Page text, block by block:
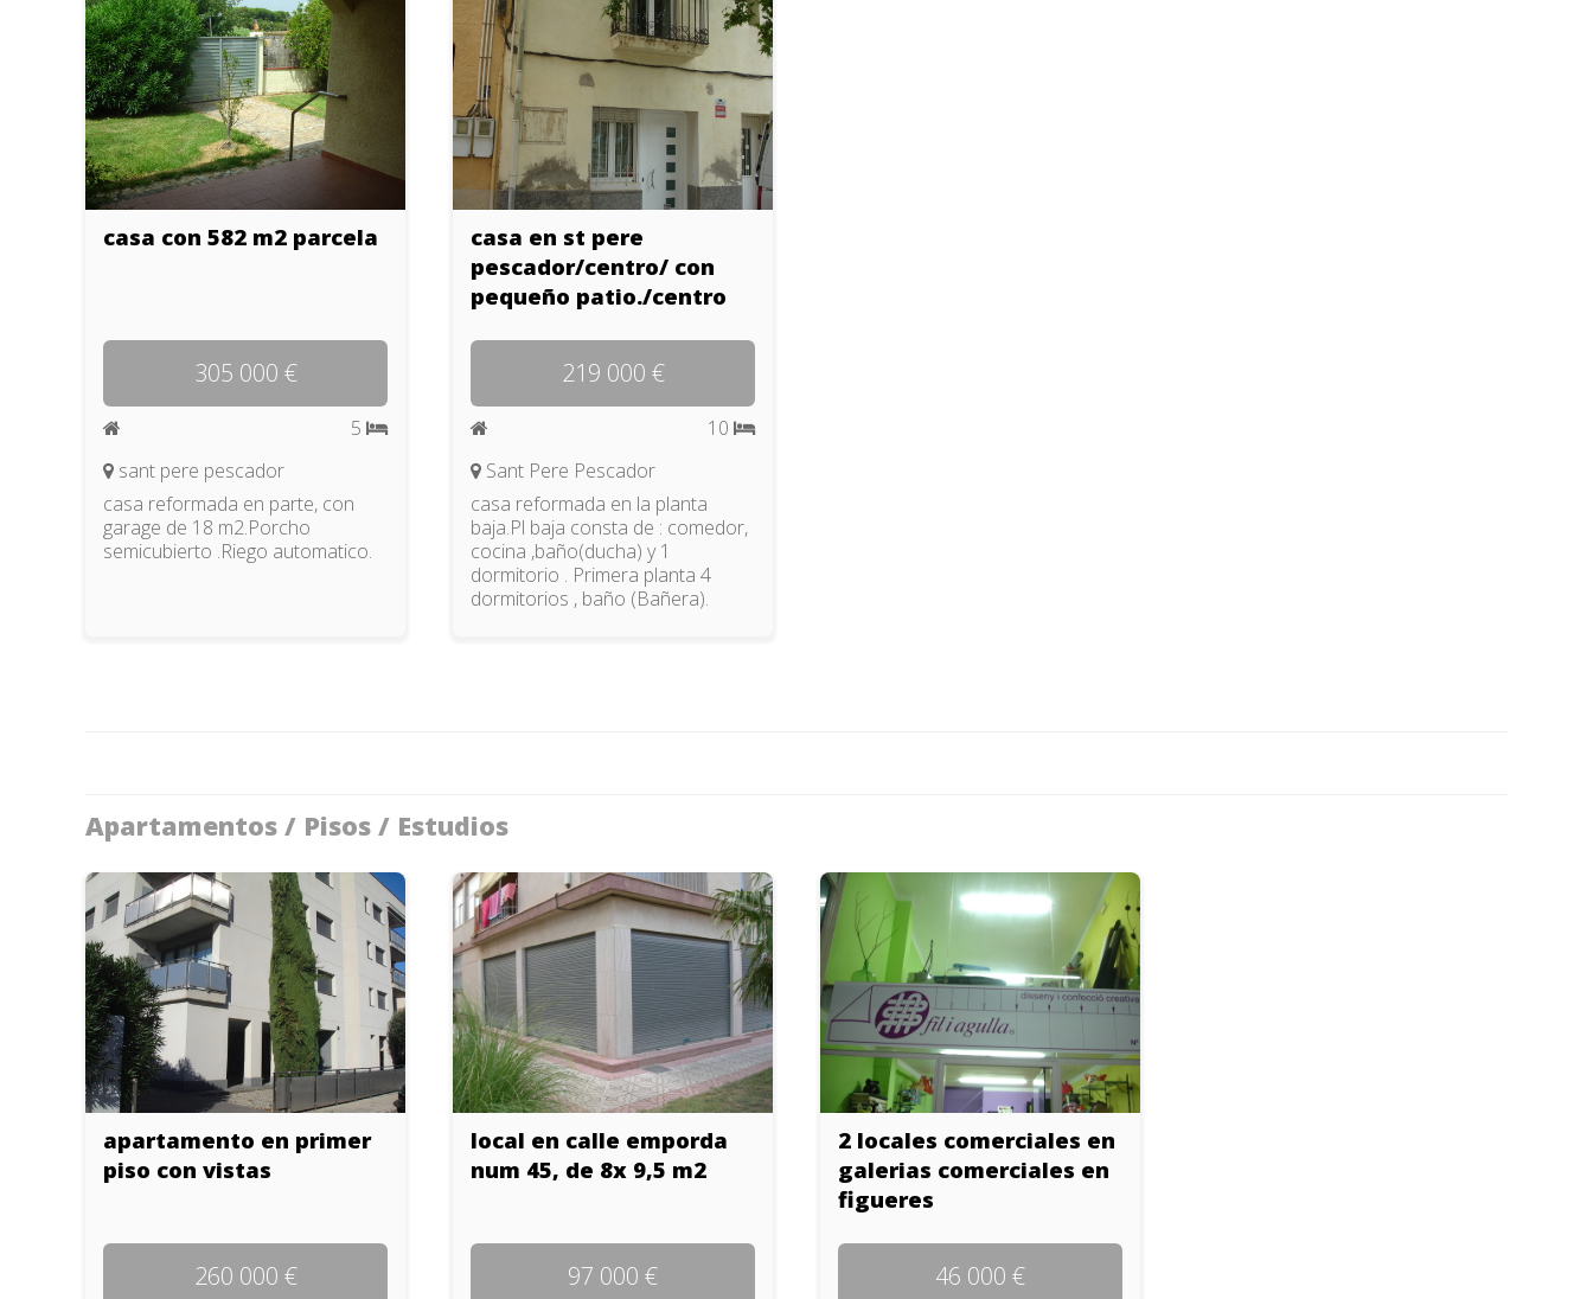
casa con 582 m2 parcela
305 000 €
5
sant pere pescador
casa reformada en parte, con
garage de 18 m2.Porcho
semicubierto .Riego automatico.
casa en st pere
pescador/centro/ con
pequeño patio./centro
219 000 €
10
Sant Pere Pescador
casa reformada en la planta
baja.Pl baja consta de : comedor,
cocina ,baño(ducha) y 1
dormitorio . Primera planta 4
dormitorios , baño (Bañera).
Apartamentos / Pisos / Estudios
apartamento en primer
piso con vistas
260 000 €
local en calle emporda
num 45, de 8x 9,5 m2
97 000 €
2 locales comerciales en
galerias comerciales en
figueres
46 000 €